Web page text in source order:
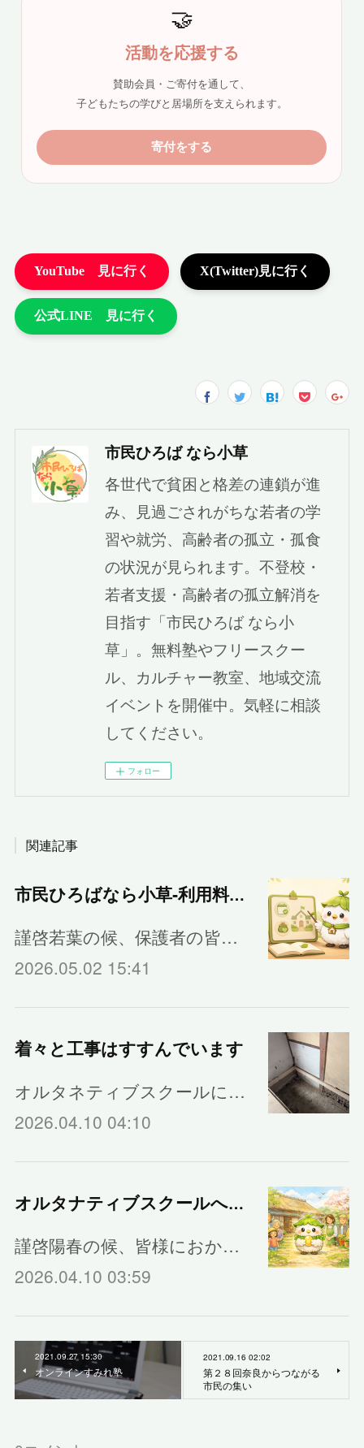
市民ひろば なら小草
各世代で貧困と格差の連鎖が進
み、見過ごされがちな若者の学
習や就労、高齢者の孤立・孤食
の状況が見られます。不登校・
若者支援・高齢者の孤立解消を
目指す「市民ひろば なら小
草」。無料塾やフリースクー
ル、カルチャー教室、地域交流
イベントを開催中。気軽に相談
してください。
フォロー
関連記事
市民ひろばなら小草‐利用料金のご案内
謹啓若葉の候、保護者の皆…
2026.05.02 15:41
着々と工事はすすんでいます
オルタネティブスクールに…
2026.04.10 04:10
オルタナティブスクールへの移行と新体制のご案内
謹啓陽春の候、皆様におか…
2026.04.10 03:59
2021.09.27 15:30
オンラインすみれ塾
2021.09.16 02:02
第２８回奈良からつながる
市民の集い